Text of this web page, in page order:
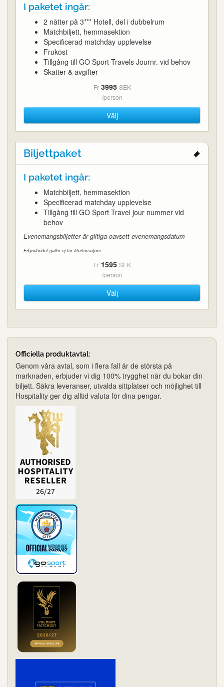
I paketet ingår:
2 nätter på 3*** Hotell, del i dubbelrum
Matchbiljett, hemmasektion
Specificerad matchday upplevelse
Frukost
Tillgång till GO Sport Travels Journr. vid behov
Skatter & avgifter
Fr 3995 SEK
/person
Välj
Biljettpaket
I paketet ingår:
Matchbiljett, hemmasektion
Specificerad matchday upplevelse
Tillgång till GO Sport Travel jour nummer vid
behov
Evenemangsbiljetter är giltiga oavsett evenemangsdatum
Erbjudandet gäller ej för återförsäljare.
Fr 1595 SEK
/person
Välj
Officiella produktavtal:
Genom våra avtal, som i flera fall är de största på
marknaden, erbjuder vi dig 100% trygghet när du bokar din
biljett. Säkra leveranser, utvalda sittplatser och möjlighet till
Hospitality ger dig alltid valuta för dina pengar.